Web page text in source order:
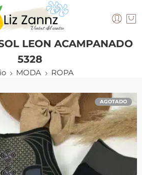
LEON ACAMPANADO
5328
MODA ROPA
AGOTADO